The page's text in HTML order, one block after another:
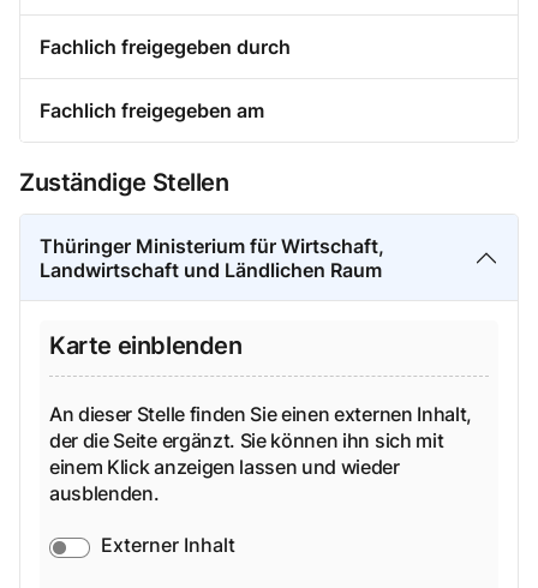
Fachlich freigegeben durch
Fachlich freigegeben am
Zuständige Stellen
Thüringer Ministerium für Wirtschaft,
Landwirtschaft und Ländlichen Raum
Karte einblenden
An dieser Stelle finden Sie einen externen Inhalt,
der die Seite ergänzt. Sie können ihn sich mit
einem Klick anzeigen lassen und wieder
ausblenden.
Externer Inhalt